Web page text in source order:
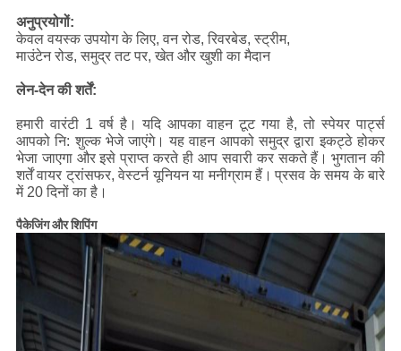
अनुप्रयोगों:
केवल वयस्क उपयोग के लिए, वन रोड, रिवरबेड, स्ट्रीम,
माउंटेन रोड, समुद्र तट पर, खेत और खुशी का मैदान
लेन-देन की शर्तें:
हमारी वारंटी 1 वर्ष है। यदि आपका वाहन टूट गया है, तो स्पेयर पार्ट्स
आपको नि: शुल्क भेजे जाएंगे। यह वाहन आपको समुद्र द्वारा इकट्ठे होकर
भेजा जाएगा और इसे प्राप्त करते ही आप सवारी कर सकते हैं। भुगतान की
शर्तें वायर ट्रांसफर, वेस्टर्न यूनियन या मनीग्राम हैं। प्रसव के समय के बारे
में 20 दिनों का है।
पैकेजिंग और शिपिंग